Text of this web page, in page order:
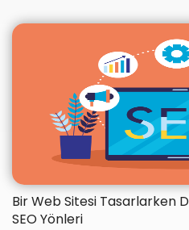
Bir Web Sitesi Tasarlarken
SEO Yönleri